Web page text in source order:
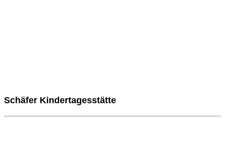
Schäfer Kindertagesstätte